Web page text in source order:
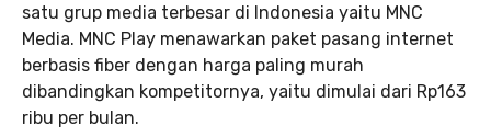
satu grup media terbesar di Indonesia yaitu MNC
Media. MNC Play menawarkan paket pasang internet
berbasis fiber dengan harga paling murah
dibandingkan kompetitornya, yaitu dimulai dari Rp163
ribu per bulan.